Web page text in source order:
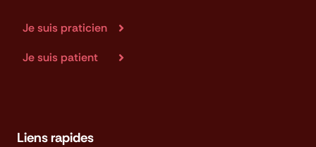
Je suis praticien
Je suis patient
Liens rapides